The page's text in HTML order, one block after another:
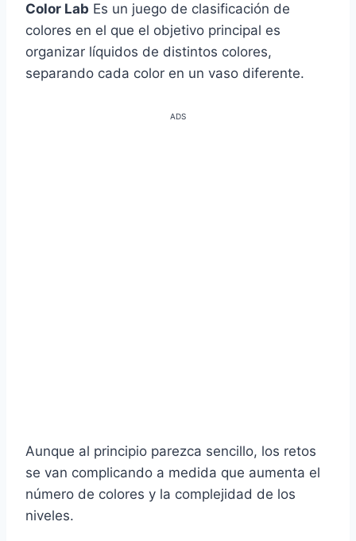
Color Lab Es un juego de clasificación de
colores en el que el objetivo principal es
organizar líquidos de distintos colores,
separando cada color en un vaso diferente.
ADS
Aunque al principio parezca sencillo, los retos
se van complicando a medida que aumenta el
número de colores y la complejidad de los
niveles.